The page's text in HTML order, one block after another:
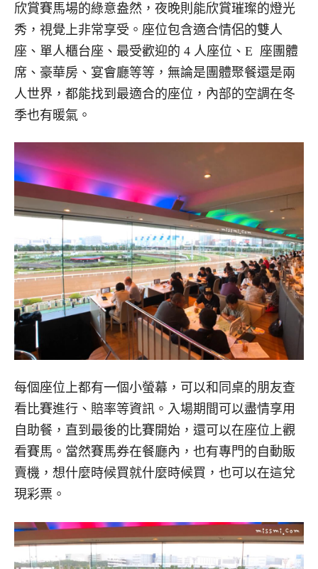
欣賞賽馬場的綠意盎然，夜晚則能欣賞璀璨的燈光
秀，視覺上非常享受。座位包含適合情侶的雙人
座、單人櫃台座、最受歡迎的 4 人座位、E 座團體
席、豪華房、宴會廳等等，無論是團體聚餐還是兩
人世界，都能找到最適合的座位，內部的空調在冬
季也有暖氣。
每個座位上都有一個小螢幕，可以和同桌的朋友查
看比賽進行、賠率等資訊。入場期間可以盡情享用
自助餐，直到最後的比賽開始，還可以在座位上觀
看賽馬。當然賽馬券在餐廳內，也有專門的自動販
賣機，想什麼時候買就什麼時候買，也可以在這兌
現彩票。